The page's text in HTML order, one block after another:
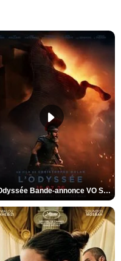
L'Odyssée Bande-annonce VO STFR